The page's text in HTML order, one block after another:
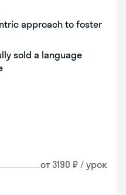
approach to foster
sold a language
от 3190 ₽ / урок